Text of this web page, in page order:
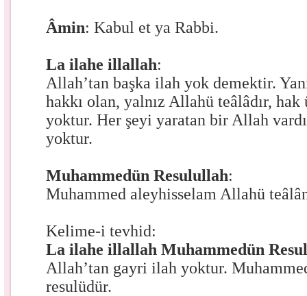
Âmin: Kabul et ya Rabbi.
La ilahe illallah:
Allah’tan başka ilah yok demektir.
hakkı olan, yalnız Allahü teâlâdır, hak
yoktur. Her şeyi yaratan bir Allah
yoktur.
Muhammedün Resulullah:
Muhammed aleyhisselam Allahü
Kelime-i tevhid:
La ilahe illallah Muhammedün
Allah’tan gayri ilah yoktur.
resulüdür.